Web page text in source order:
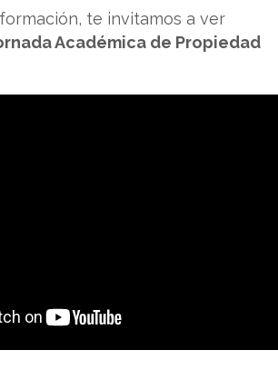
te invitamos a ver
Académica de Propiedad